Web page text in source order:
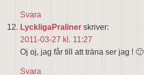
Svara
LyckligaPraliner skriver:
2011-03-27 kl. 11:27
Oj oj, jag får till att träna ser jag ! 🙂
Svara